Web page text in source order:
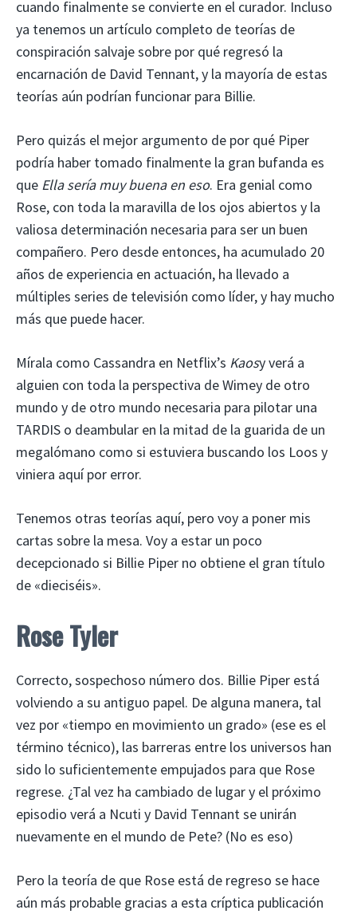
cuando finalmente se convierte en el curador. Incluso
ya tenemos un artículo completo de teorías de
conspiración salvaje sobre por qué regresó la
encarnación de David Tennant, y la mayoría de estas
teorías aún podrían funcionar para Billie.
Pero quizás el mejor argumento de por qué Piper
podría haber tomado finalmente la gran bufanda es
que Ella sería muy buena en eso. Era genial como
Rose, con toda la maravilla de los ojos abiertos y la
valiosa determinación necesaria para ser un buen
compañero. Pero desde entonces, ha acumulado 20
años de experiencia en actuación, ha llevado a
múltiples series de televisión como líder, y hay mucho
más que puede hacer.
Mírala como Cassandra en Netflix’s Kaosy verá a
alguien con toda la perspectiva de Wimey de otro
mundo y de otro mundo necesaria para pilotar una
TARDIS o deambular en la mitad de la guarida de un
megalómano como si estuviera buscando los Loos y
viniera aquí por error.
Tenemos otras teorías aquí, pero voy a poner mis
cartas sobre la mesa. Voy a estar un poco
decepcionado si Billie Piper no obtiene el gran título
de «dieciséis».
Rose Tyler
Correcto, sospechoso número dos. Billie Piper está
volviendo a su antiguo papel. De alguna manera, tal
vez por «tiempo en movimiento un grado» (ese es el
término técnico), las barreras entre los universos han
sido lo suficientemente empujados para que Rose
regrese. ¿Tal vez ha cambiado de lugar y el próximo
episodio verá a Ncuti y David Tennant se unirán
nuevamente en el mundo de Pete? (No es eso)
Pero la teoría de que Rose está de regreso se hace
aún más probable gracias a esta críptica publicación